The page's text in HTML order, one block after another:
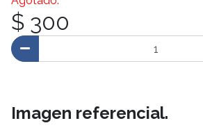
$ 300
Imagen referencial.